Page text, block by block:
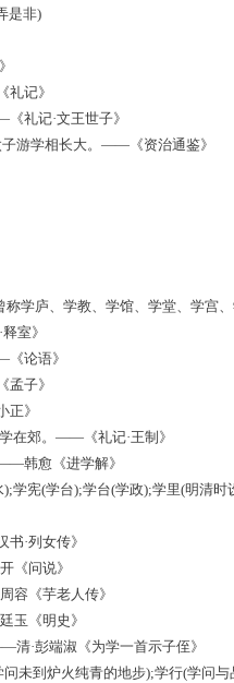
是非)
记》
礼记·文王世子》
游学相长大。——《资治通鉴》
称学庐、学教、学馆、学堂、学宫
室》
论语》
子》
》
在郊。——《礼记·王制》
韩愈《进学解》
学宪(学台);学台(学政);学里(明清
·列女传》
《问说》
容《芋老人传》
玉《明史》
清·彭端淑《为学一首示子侄》
未到炉火纯青的地步);学行(学问